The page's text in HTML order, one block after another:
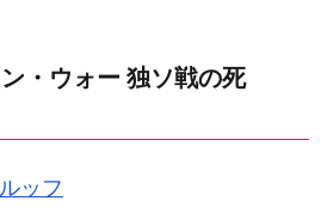
・ウォー 独ソ戦の死
ッフ